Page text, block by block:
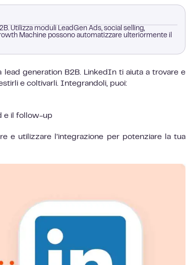
Utilizza moduli LeadGen Ads, social selling,
Machine possono automatizzare ulteriormente il
generation B2B. LinkedIn ti aiuta a trovare e
e coltivarli. Integrandoli, puoi:
e il follow-up
e utilizzare l’integrazione per potenziare la tua